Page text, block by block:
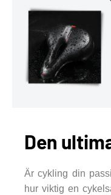
Den
Är cykling din
hur viktig en